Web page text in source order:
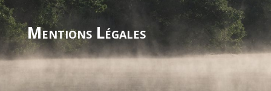
Mentions Légales